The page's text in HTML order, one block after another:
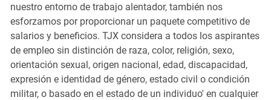
nuestro entorno de trabajo alentador, también nos
esforzamos por proporcionar un paquete competitivo de
salarios y beneficios. TJX considera a todos los aspirantes
de empleo sin distinción de raza, color, religión, sexo,
orientación sexual, origen nacional, edad, discapacidad,
expresión e identidad de género, estado civil o condición
militar, o basado en el estado de un individuo' en cualquier